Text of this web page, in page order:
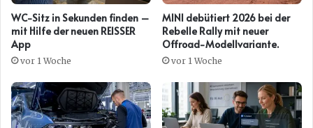
WC-Sitz in Sekunden finden –
mit Hilfe der neuen REISSER
App
vor 1 Woche
MINI debütiert 2026 bei der
Rebelle Rally mit neuer
Offroad-Modellvariante.
vor 1 Woche